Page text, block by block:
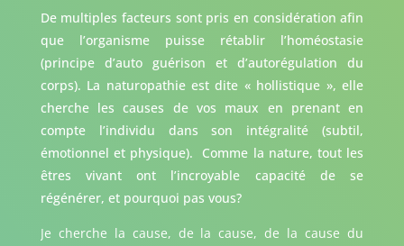
De multiples facteurs sont pris en considération afin
que l’organisme puisse rétablir l’homéostasie
(principe d’auto guérison et d’autorégulation du
corps). La naturopathie est dite « hollistique », elle
cherche les causes de vos maux en prenant en
compte l’individu dans son intégralité (subtil,
émotionnel et physique). Comme la nature, tout les
êtres vivant ont l’incroyable capacité de se
régénérer, et pourquoi pas vous?
Je cherche la cause, de la cause, de la cause du